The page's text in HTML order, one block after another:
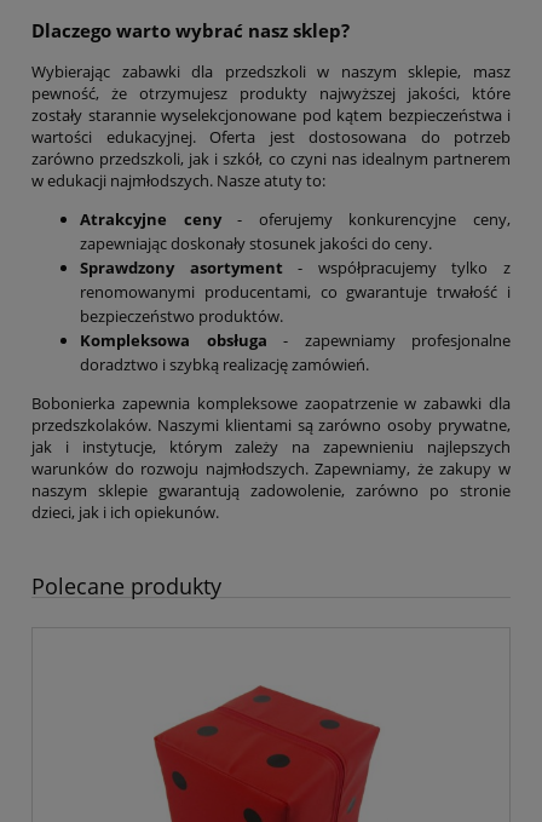
Dlaczego warto wybrać nasz sklep?
Wybierając zabawki dla przedszkoli w naszym sklepie, masz
pewność, że otrzymujesz produkty najwyższej jakości, które
zostały starannie wyselekcjonowane pod kątem bezpieczeństwa i
wartości edukacyjnej. Oferta jest dostosowana do potrzeb
zarówno przedszkoli, jak i szkół, co czyni nas idealnym partnerem
w edukacji najmłodszych. Nasze atuty to:
Atrakcyjne ceny- oferujemy konkurencyjne ceny,
zapewniając doskonały stosunek jakości do ceny.
Sprawdzony asortyment - współpracujemy tylko z
renomowanymi producentami, co gwarantuje trwałość i
bezpieczeństwo produktów.
Kompleksowa obsługa - zapewniamy profesjonalne
doradztwo i szybką realizację zamówień.
Bobonierka zapewnia kompleksowe zaopatrzenie w zabawki dla
przedszkolaków. Naszymi klientami są zarówno osoby prywatne,
jak i instytucje, którym zależy na zapewnieniu najlepszych
warunków do rozwoju najmłodszych. Zapewniamy, że zakupy w
naszym sklepie gwarantują zadowolenie, zarówno po stronie
dzieci, jak i ich opiekunów.
Polecane produkty